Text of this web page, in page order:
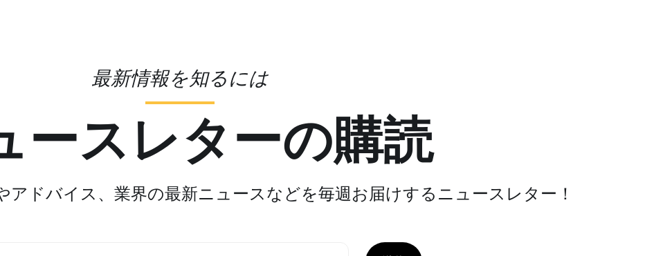
最新情報を知るには
ースレターの購読
ドバイス、業界の最新ニュースなどを毎週お届けするニュースレター！